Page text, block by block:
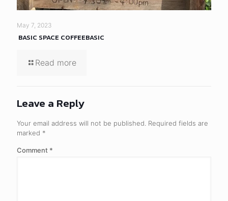
May 7, 2023
BASIC SPACE COFFEEBASIC
Read more
Leave a Reply
Your email address will not be published. Required fields are
marked *
Comment *